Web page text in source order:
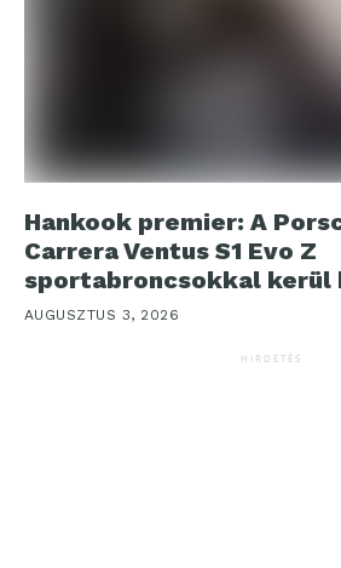
Hankook premier: A
Carrera Ventus S1 Evo Z
sportabroncsokkal kerül
AUGUSZTUS 3, 2026
HIRDETÉS